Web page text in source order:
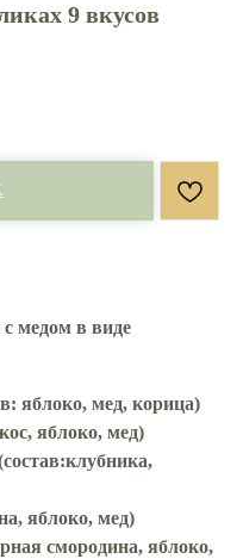
9 вкусов
медом в виде
яблоко, мед, корица)
яблоко, мед)
яблоко, мед)
смородина, яблоко,